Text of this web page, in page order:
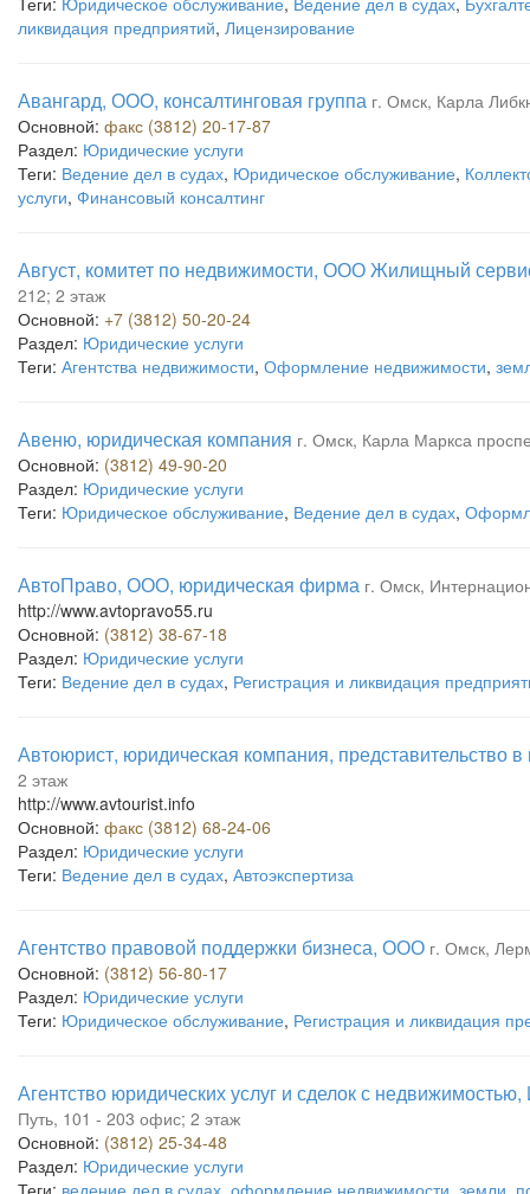
ликвидация предприятий, Лицензирование
Авангард, ООО, консалтинговая группа г. Омск, Карла
Основной: факс (3812) 20-17-87
Раздел: Юридические услуги
Теги: Ведение дел в судах, Юридическое обслуживание,
услуги, Финансовый консалтинг
Август, комитет по недвижимости, ООО Жилищный
212; 2 этаж
Основной: +7 (3812) 50-20-24
Раздел: Юридические услуги
Теги: Агентства недвижимости, Оформление недвижимости,
Авеню, юридическая компания г. Омск, Карла Маркса
Основной: (3812) 49-90-20
Раздел: Юридические услуги
Теги: Юридическое обслуживание, Ведение дел в судах,
АвтоПраво, ООО, юридическая фирма г. Омск,
http://www.avtopravo55.ru
Основной: (3812) 38-67-18
Раздел: Юридические услуги
Теги: Ведение дел в судах, Регистрация и ликвидация
Автоюрист, юридическая компания, представительство в
2 этаж
http://www.avtourist.info
Основной: факс (3812) 68-24-06
Раздел: Юридические услуги
Теги: Ведение дел в судах, Автоэкспертиза
Агентство правовой поддержки бизнеса, ООО г. Омск,
Основной: (3812) 56-80-17
Раздел: Юридические услуги
Теги: Юридическое обслуживание, Регистрация и ликвидация
Агентство юридических услуг и сделок с
Путь, 101 - 203 офис; 2 этаж
Основной: (3812) 25-34-48
Раздел: Юридические услуги
Теги: ведение дел в судах, оформление недвижимости, земли,